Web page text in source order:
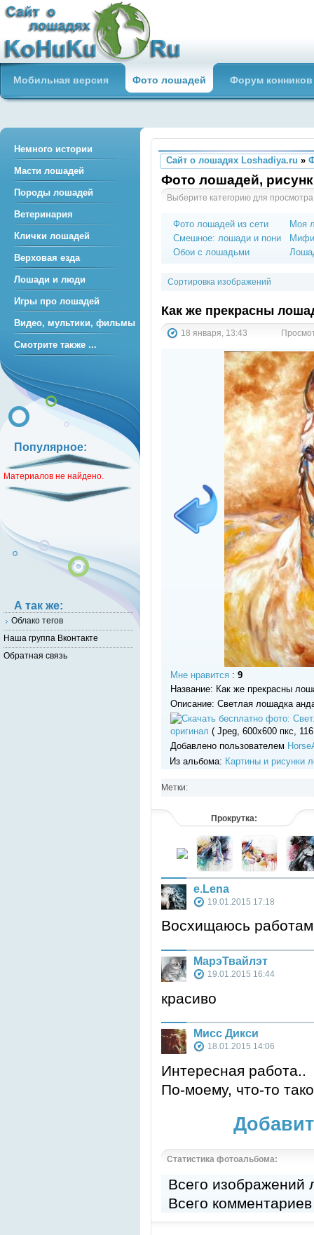
Сайт о лошадях loshadiya.ru
Приветствуем всех любителей
лошадей и конного спорта!
Мобильная версия Фото лошадей Форум конников
Сайт о лошадях Loshadiya.ru »
Фото лошадей,
Выберите категорию для
Фото лошадей из сети
Смешное: лошади и пони
Обои с лошадьми
Моя
Сортировка изображений
Как же прекрасны
18 января, 13:43
Мне нравится : 9
Название: Как же прекрасны
Описание: Светлая лошадка
оригинал ( Jpeg, 600x600 пкс,
Добавлено пользователем
Из альбома: Картины и рисунки
Метки:
Прокрутка:
e.Lena
19.01.2015 17:18
Восхищаюсь
МарэТвайлэт
19.01.2015 16:44
красиво
Мисс Дикси
18.01.2015 14:06
Интересная работа..
По-моему, что-то
Статистика фотоальбома:
Всего
Всего
Немного истории
Масти лошадей
Породы лошадей
Ветеринария
Клички лошадей
Верховая езда
Лошади и люди
Игры про лошадей
Видео, мультики, фильмы
Смотрите также ...
Популярное:
Материалов не найдено.
А так же:
Облако тегов
Наша группа Вконтакте
Обратная связь